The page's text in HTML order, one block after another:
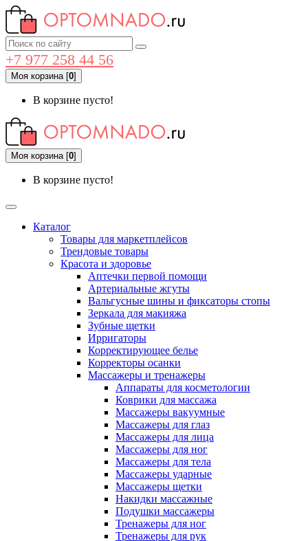
+7 977 258 44 56
Моя корзина[0]
В корзине пусто!
Моя корзина[0]
В корзине пусто!
Каталог
Товары для маркетплейсов
Трендовые товары
Красота и здоровье
Аптечки первой помощи
Артериальные жгуты
Вальгусные шины и фиксаторы стопы
Зеркала для макияжа
Зубные щетки
Ирригаторы
Корректирующее белье
Корректоры осанки
Массажеры и тренажеры
Аппараты для косметологии
Коврики для массажа
Массажеры вакуумные
Массажеры для глаз
Массажеры для лица
Массажеры для ног
Массажеры для тела
Массажеры ударные
Массажеры щетки
Накидки массажные
Подушки массажеры
Тренажеры для ног
Тренажеры для рук